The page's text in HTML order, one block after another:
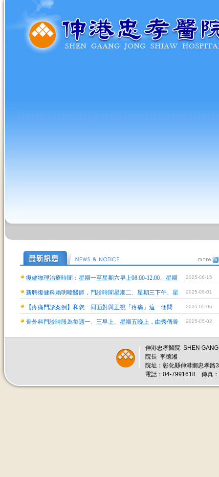
復健物理治療時間：星期一至星期六早上08:00-12:00、星期
一至星期五下午13:00-18:00 ，星期二、五晚上18:30-21:00
2025-06-15
新聘復健科賴明暐醫師，門診時間星期二、星期三下午、星
期四早上。
2025-06-01
【疼痛門診案例】和您一同面對與正視「疼痛」這一個問
題，接受疼痛治療，早日脫離疼痛的惡夢。
2025-05-06
骨外科門診時段為每週一、三早上、星期五晚上，由秀傳骨
科醫療團隊服務。星期五早上由沙鹿童綜合醫院骨科醫師服
務.
2025-05-02
伸港忠孝醫院 SHEN
院長 李德湘
院址：彰化縣伸港鄉忠孝路
電話：04-7991618 傳真